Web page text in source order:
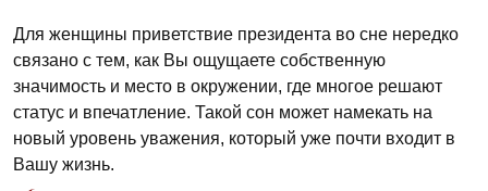
Для женщины приветствие президента во сне нередко
связано с тем, как Вы ощущаете собственную
значимость и место в окружении, где многое решают
статус и впечатление. Такой сон может намекать на
новый уровень уважения, который уже почти входит в
Вашу жизнь.